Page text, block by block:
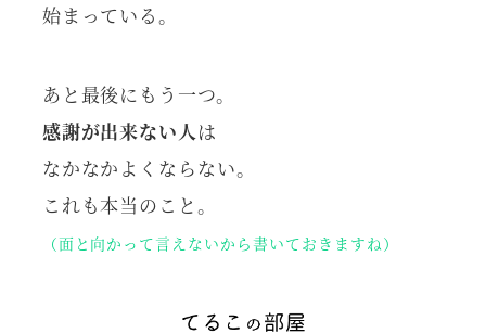
始まっている。
あと最後にもう一つ。
感謝が出来ない人は
なかなかよくならない。
これも本当のこと。
（面と向かって言えないから書いておきますね）